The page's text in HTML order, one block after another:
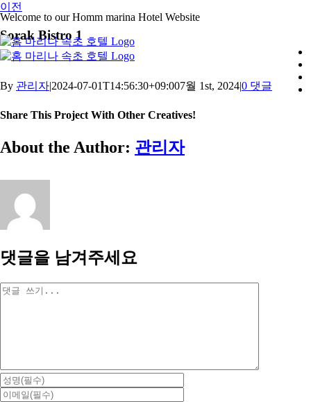
콘
텐
츠
로
건
뛰
Welcome to our Homm marina Hotel Website
이전
Sorak Bistro 1
By 관리자|2024-07-01T14:56:30+09:007월 1st, 2024|0 댓글
Share This Project With Other Creatives!
Facebook
X
Pinterest
이
메
About the Author: 관리자
댓글을 남겨주세요
댓